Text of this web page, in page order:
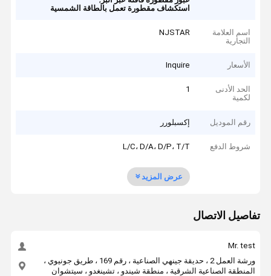
استكشاف مقطورة تعمل بالطاقة الشمسية
اسم العلامة
التجارية
NJSTAR
الأسعار Inquire
الحد الأدنى
لكمية
1
رقم الموديل إكسبلورر
شروط الدفع L/C، D/A، D/P، T/T
عرض المزيد
تفاصيل الاتصال
Mr. test
ورشة العمل 2 ، حديقة جينهي الصناعية ، رقم 169 ، طريق جونيوي ،
المنطقة الصناعية الشرقية ، منطقة شيندو ، تشينغدو ، سيتشوان